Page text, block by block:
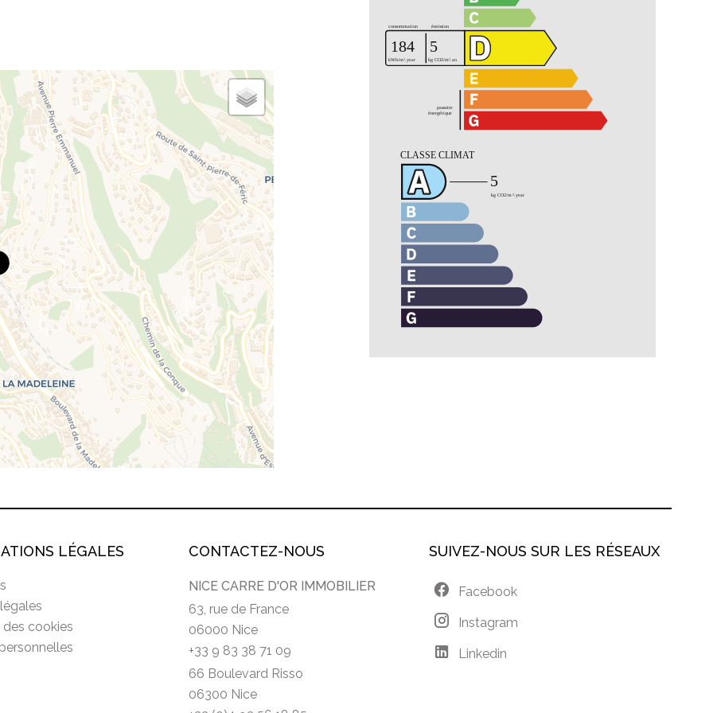
LÉGALES
cookies
CONTACTEZ-NOUS
NICE CARRE D'OR IMMOBILIER
63, rue de France
06000 Nice
+33 9 83 38 71 09
66 Boulevard Risso
06300 Nice
SUIVEZ-NOUS SUR LES RÉSEAUX
Facebook
Instagram
Linkedin